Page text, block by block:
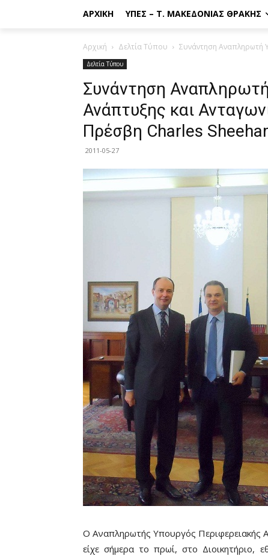
ΑΡΧΙΚΉ ΥΠΕΣ – Τ. ΜΑΚΕΔΟΝΊΑΣ ΘΡΆΚΗΣ
Αρχική Δελτία Τύπου Συνάντηση Αναπληρωτή
Δελτία Τύπου
Συνάντηση
Ανάπτυξης και
Πρέσβη Charles
2011-05-27
Ο Αναπληρωτής Υπουργός Περιφερειακής
είχε σήμερα το πρωί, στο Διοικητήριο,